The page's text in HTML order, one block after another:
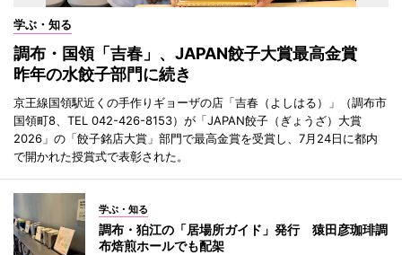
学ぶ・知る
調布・国領「吉春」、JAPAN餃子大賞最高金賞
昨年の水餃子部門に続き
京王線国領駅近くの手作りギョーザの店「吉春（よしはる）」（調布市
国領町8、TEL 042-426-8153）が「JAPAN餃子（ぎょうざ）大賞
2026」の「餃子銘店大賞」部門で最高金賞を受賞し、7月24日に都内
で開かれた授賞式で表彰された。
学ぶ・知る
調布・狛江の「居場所ガイド」発行 猿田彦珈琲調
布焙煎ホールでも配架